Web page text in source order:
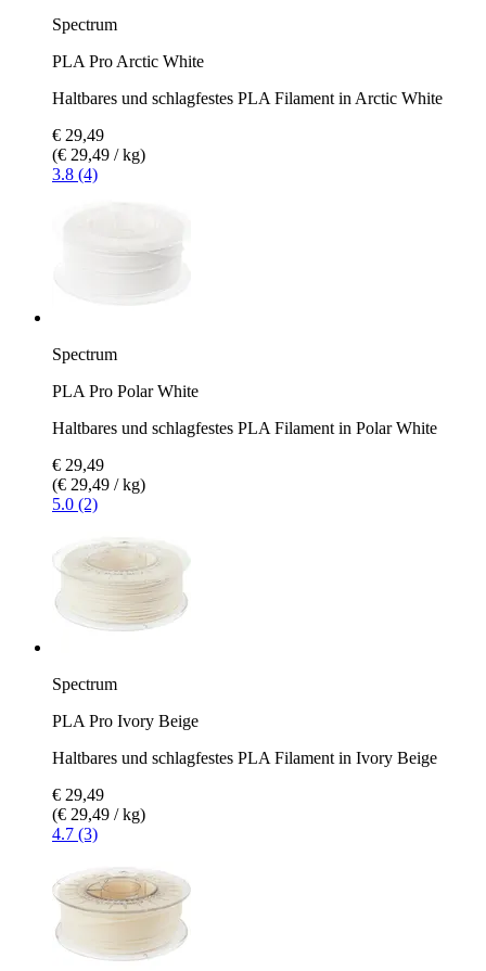
Spectrum
PLA Pro Arctic White
Haltbares und schlagfestes PLA Filament in Arctic White
€ 29,49
(€ 29,49 / kg)
3.8 (4)
Spectrum
PLA Pro Polar White
Haltbares und schlagfestes PLA Filament in Polar White
€ 29,49
(€ 29,49 / kg)
5.0 (2)
Spectrum
PLA Pro Ivory Beige
Haltbares und schlagfestes PLA Filament in Ivory Beige
€ 29,49
(€ 29,49 / kg)
4.7 (3)